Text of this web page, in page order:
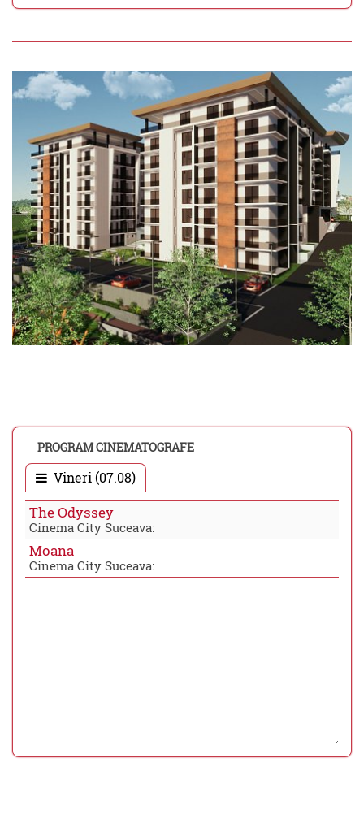
PROGRAM CINEMATOGRAFE
Vineri (07.08)
The Odyssey
Cinema City Suceava:
Moana
Cinema City Suceava: